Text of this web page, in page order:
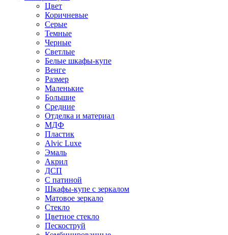
Цвет
Коричневые
Серые
Темные
Черные
Светлые
Белые шкафы-купе
Венге
Размер
Маленькие
Большие
Средние
Отделка и материал
МДФ
Пластик
Alvic Luxe
Эмаль
Акрил
ДСП
С патиной
Шкафы-купе с зеркалом
Матовое зеркало
Стекло
Цветное стекло
Пескоструй